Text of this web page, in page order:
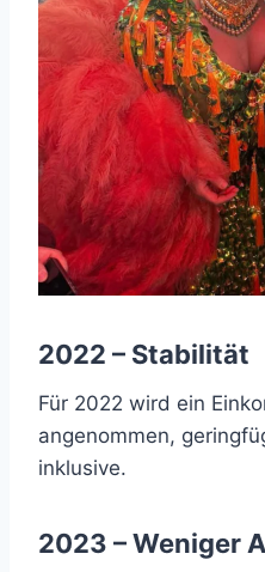
2022 – Stabilität
Für 2022 wird ein
angenommen,
inklusive.
2023 – Weniger